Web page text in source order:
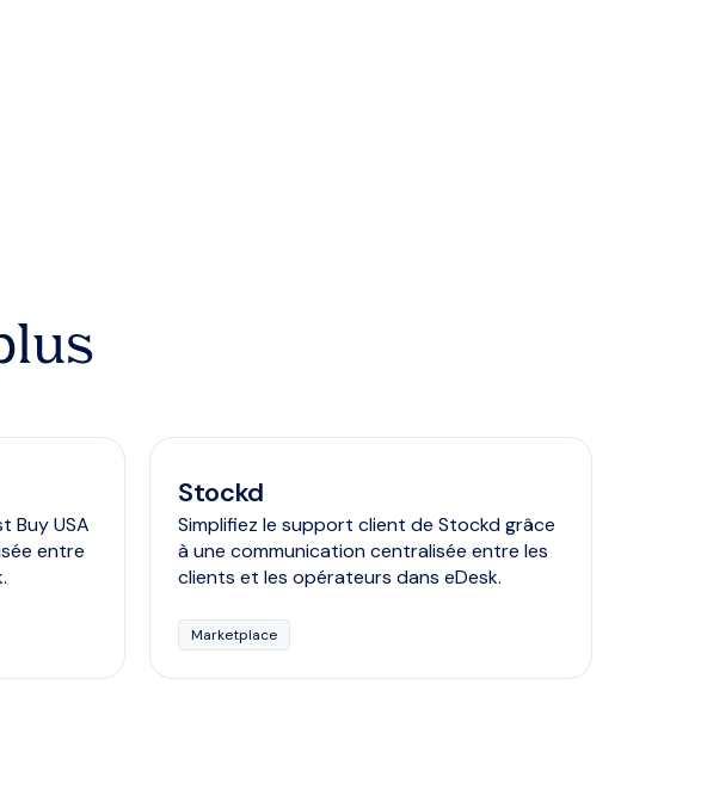
Buy USA
entre
Stockd
Simplifiez le support client de Stockd grâce
à une communication centralisée entre les
clients et les opérateurs dans eDesk.
Marketplace